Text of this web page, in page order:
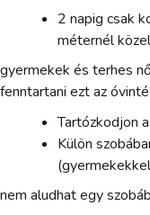
2 napig csak
méternél
gyermekek és terhes
fenntartani ezt az
Tartózkodjon
Külön
nem aludhat egy